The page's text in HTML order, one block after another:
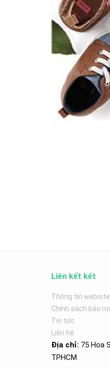
Liên kết kết
Thông tin website
Chính sách bảo
Tin tức
Liên hệ
Địa chỉ: 75 Hoa
TPHCM